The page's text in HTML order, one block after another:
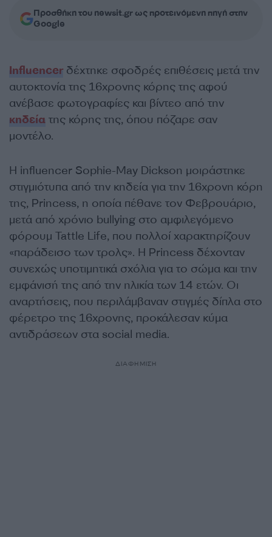
Προσθήκη του newsit.gr ως προτεινόμενη πηγή στην
Google
Influencer δέχτηκε σφοδρές επιθέσεις μετά την
αυτοκτονία της 16χρονης κόρης της αφού
ανέβασε φωτογραφίες και βίντεο από την
κηδεία της κόρης της, όπου πόζαρε σαν
μοντέλο.
Η influencer Sophie-May Dickson μοιράστηκε
στιγμιότυπα από την κηδεία για την 16χρονη κόρη
της, Princess, η οποία πέθανε τον Φεβρουάριο,
μετά από χρόνιο bullying στο αμφιλεγόμενο
φόρουμ Tattle Life, που πολλοί χαρακτηρίζουν
«παράδεισο των τρολς». Η Princess δέχονταν
συνεχώς υποτιμητικά σχόλια για το σώμα και την
εμφάνισή της από την ηλικία των 14 ετών. Οι
αναρτήσεις, που περιλάμβαναν στιγμές δίπλα στο
φέρετρο της 16χρονης, προκάλεσαν κύμα
αντιδράσεων στα social media.
ΔΙΑΦΗΜΙΣΗ